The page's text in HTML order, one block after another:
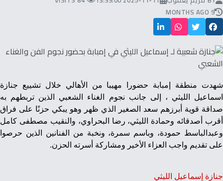
9 MONTHS AGO
شهدت منطقة إمبابة حضورا مهيبا من الأهالي خلال تشييع جنازة
اسماعيل الليثي ، إلى جانب نجوم الغناء الشعبي الذين تربطهم به
صداقة قوية أبرزهم سعد الصغير الذي ظهر وهو يبكي حزنًا على فراق
أقرب أصدقائه وحمادة الليثي، رضا البحراوي، والنقيب مصطفى كامل
وعبدالباسط حمودة، وباسم سمرة، ونخبة من الفنانين الذين حرصوا
على تقديم واجب العزاء الأخير ومشاركة أسرته الحزن.
جنازة إسماعيل الليثي